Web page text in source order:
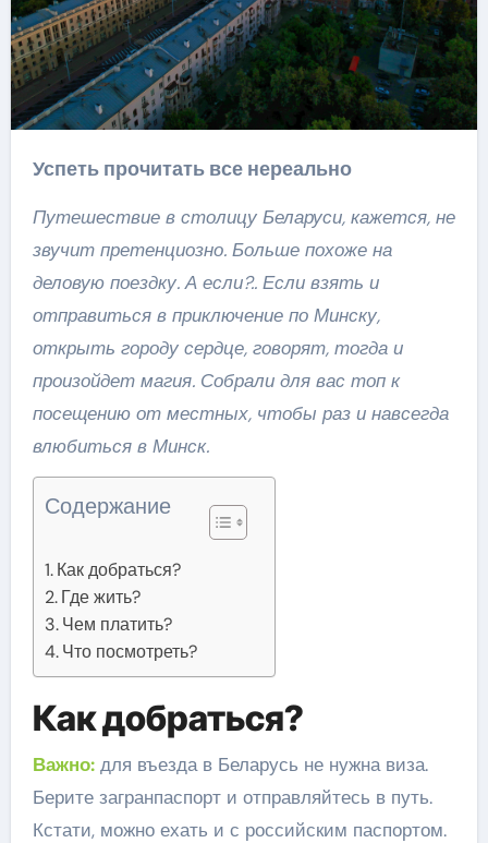
Успеть прочитать все нереально
Путешествие в столицу Беларуси, кажется, не
звучит претенциозно. Больше похоже на
деловую поездку. А если?.. Если взять и
отправиться в приключение по Минску,
открыть городу сердце, говорят, тогда и
произойдет магия. Собрали для вас топ к
посещению от местных, чтобы раз и навсегда
влюбиться в Минск.
Содержание
Как добраться?
Где жить?
Чем платить?
Что посмотреть?
Как добраться?
Важно:для въезда в Беларусь не нужна виза.
Берите загранпаспорт и отправляйтесь в путь.
Кстати, можно ехать и с российским паспортом.